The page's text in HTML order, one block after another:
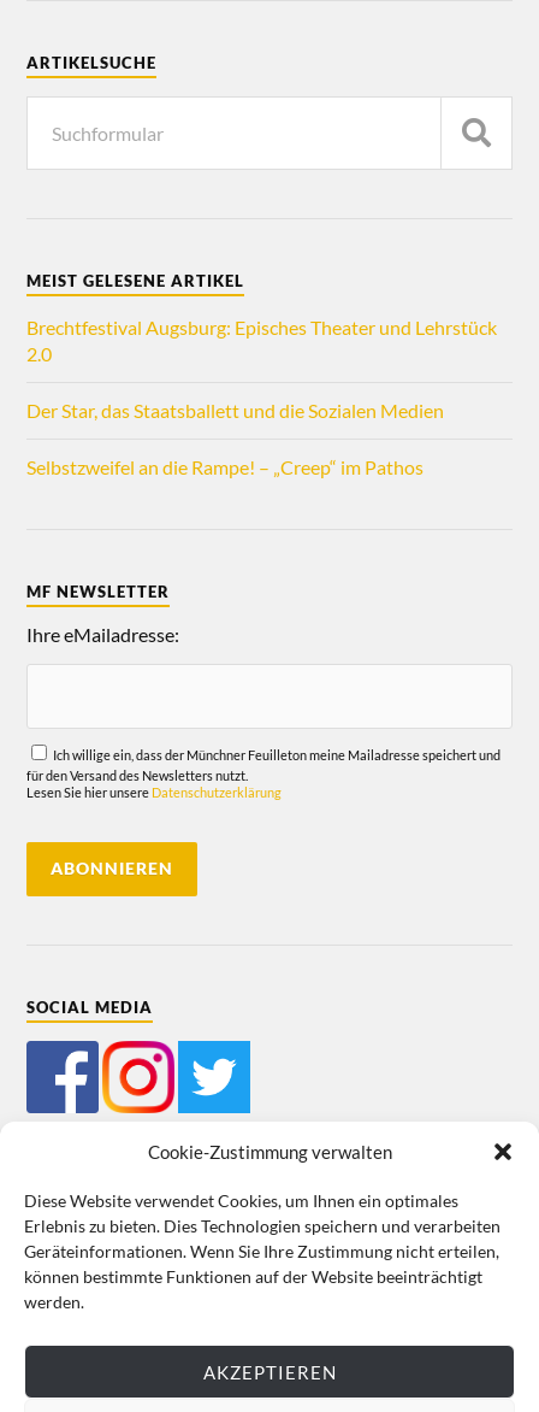
Cookie-Zustimmung verwalten
Diese Website verwendet Cookies, um Ihnen ein optimales
Erlebnis zu bieten. Dies Technologien speichern und verarbeiten
Geräteinformationen. Wenn Sie Ihre Zustimmung nicht erteilen,
können bestimmte Funktionen auf der Website beeinträchtigt
werden.
AKZEPTIEREN
ARTIKELSUCHE
MEIST GELESENE ARTIKEL
Brechtfestival Augsburg: Episches Theater und Lehrstück
2.0
Der Star, das Staatsballett und die Sozialen Medien
Selbstzweifel an die Rampe! – „Creep“ im Pathos
MF NEWSLETTER
Ihre eMailadresse:
Ich willige ein, dass der Münchner Feuilleton meine Mailadresse speichert und
für den Versand des Newsletters nutzt.
Lesen Sie hier unsere Datenschutzerklärung
SOCIAL MEDIA
Mein Bestellkonto Kundeninformationen Datenschutz
Cookie-Richtlinie (EU) Impressum
VERTRAG WIDERRUFEN